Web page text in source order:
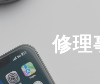
修理